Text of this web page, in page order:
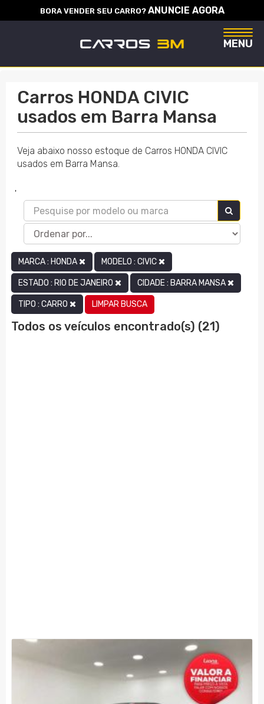
BORA VENDER SEU CARRO? ANUNCIE AGORA
MENU
Carros HONDA CIVIC
usados em Barra Mansa
Veja abaixo nosso estoque de Carros HONDA CIVIC
usados em Barra Mansa.
'
MARCA : HONDA MODELO : CIVIC
ESTADO : RIO DE JANEIRO CIDADE : BARRA MANSA
TIPO : CARRO LIMPAR BUSCA
Todos os veículos encontrado(s) (21)